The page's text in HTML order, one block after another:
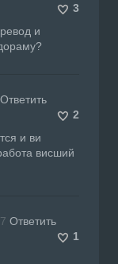
3
и
Ответить
2
и ви
висший
Ответить
1